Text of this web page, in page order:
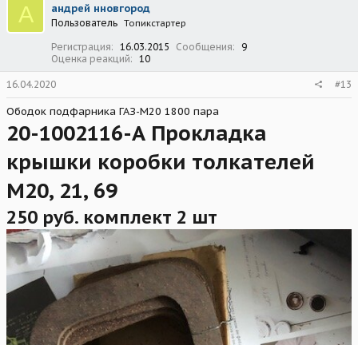
А андрей нновгород
Пользователь Топикстартер
Регистрация 16.03.2015 Сообщения
9
Оценка реакций
10
16.04.2020 #13
Ободок подфарника ГАЗ-М20 1800 пара
20-1002116-А Прокладка
крышки коробки толкателей
М20, 21, 69
250 руб. комплект 2 шт